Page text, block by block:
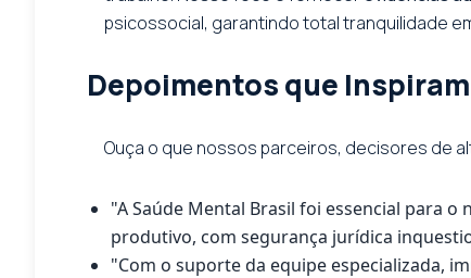
psicossocial, garantindo total tranquilidade
Depoimentos que
Ouça o que nossos parceiros, decisores de
"A Saúde Mental Brasil foi essencial para
produtivo, com segurança jurídica
"Com o suporte da equipe especializada,